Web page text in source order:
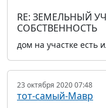
RE: ЗЕМЕЛЬНЫЙ
СОБСТВЕННОСТЬ
дом на участке есть
23 октября 2020 07:48
тот-самый-Мавр